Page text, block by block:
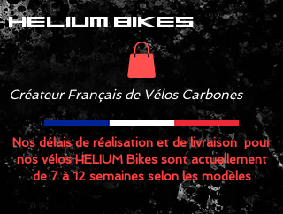
helium bikes
Créateur Français de Vélos Carbones
Nos délais de réalisation et de livraison pour
nos vélos HELIUM Bikes sont actuellement
de 7 à 12 semaines selon les modèles